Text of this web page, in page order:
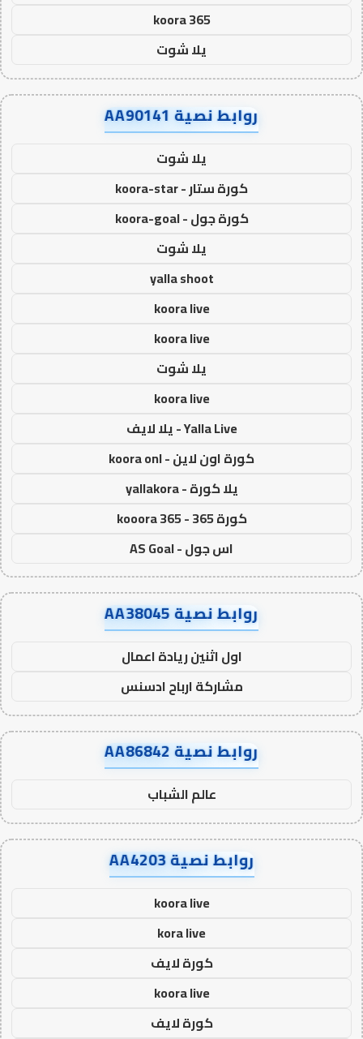
koora 365
يلا شوت
روابط نصية AA90141
يلا شوت
كورة ستار - koora-star
كورة جول - koora-goal
يلا شوت
yalla shoot
koora live
koora live
يلا شوت
koora live
Yalla Live - يلا لايف
كورة اون لاين - koora onl
يلا كورة - yallakora
كورة 365 - kooora 365
اس جول - AS Goal
روابط نصية AA38045
اول اثنين ريادة اعمال
مشاركة ارباح ادسنس
روابط نصية AA86842
عالم الشباب
روابط نصية AA4203
koora live
kora live
كورة لايف
koora live
كورة لايف